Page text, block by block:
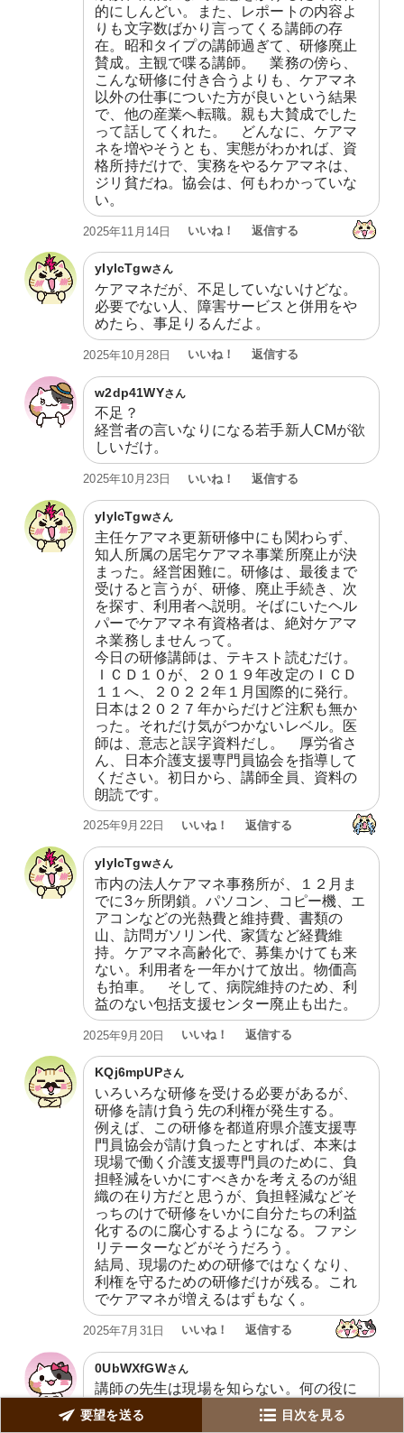
的にしんどい。また、レポートの内容よ
りも文字数ばかり言ってくる講師の存
在。昭和タイプの講師過ぎて、研修廃止
賛成。主観で喋る講師。　業務の傍ら、
こんな研修に付き合うよりも、ケアマネ
以外の仕事についた方が良いという結果
で、他の産業へ転職。親も大賛成でした
って話してくれた。　どんなに、ケアマ
ネを増やそうとも、実態がわかれば、資
格所持だけで、実務をやるケアマネは、
ジリ貧だね。協会は、何もわかっていな
い。
2025年11月14日 いいね！ 返信する
yIylcTgwさん
ケアマネだが、不足していないけどな。
必要でない人、障害サービスと併用をや
めたら、事足りるんだよ。
2025年10月28日 いいね！ 返信する
w2dp41WYさん
不足？
経営者の言いなりになる若手新人CMが欲
しいだけ。
2025年10月23日 いいね！ 返信する
yIylcTgwさん
主任ケアマネ更新研修中にも関わらず、
知人所属の居宅ケアマネ事業所廃止が決
まった。経営困難に。研修は、最後まで
受けると言うが、研修、廃止手続き、次
を探す、利用者へ説明。そばにいたヘル
パーでケアマネ有資格者は、絶対ケアマ
ネ業務しませんって。
今日の研修講師は、テキスト読むだけ。
ＩＣＤ１０が、２０１９年改定のＩＣＤ
１１へ、２０２２年１月国際的に発行。
日本は２０２７年からだけど注釈も無か
った。それだけ気がつかないレベル。医
師は、意志と誤字資料だし。　厚労省さ
ん、日本介護支援専門員協会を指導して
ください。初日から、講師全員、資料の
朗読です。
2025年9月22日 いいね！ 返信する
yIylcTgwさん
市内の法人ケアマネ事務所が、１２月ま
でに3ヶ所閉鎖。パソコン、コピー機、エ
アコンなどの光熱費と維持費、書類の
山、訪問ガソリン代、家賃など経費維
持。ケアマネ高齢化で、募集かけても来
ない。利用者を一年かけて放出。物価高
も拍車。　そして、病院維持のため、利
益のない包括支援センター廃止も出た。
2025年9月20日 いいね！ 返信する
KQj6mpUPさん
いろいろな研修を受ける必要があるが、
研修を請け負う先の利権が発生する。
例えば、この研修を都道府県介護支援専
門員協会が請け負ったとすれば、本来は
現場で働く介護支援専門員のために、負
担軽減をいかにすべきかを考えるのが組
織の在り方だと思うが、負担軽減などそ
っちのけで研修をいかに自分たちの利益
化するのに腐心するようになる。ファシ
リテーターなどがそうだろう。
結局、現場のための研修ではなくなり、
利権を守るための研修だけが残る。これ
でケアマネが増えるはずもなく。
2025年7月31日 いいね！ 返信する
0UbWXfGWさん
講師の先生は現場を知らない。何の役に
も立たない更新研修。天下り先のためし
てる？ケアマネの能力を
要望を送る 目次を見る